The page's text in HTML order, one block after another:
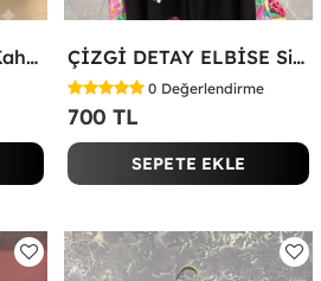
CH YAZILI TİŞÖRT Kahverengi ÇİZGİ DETAY ELBİSE Siyah
0 Değerlendirme
700 TL
SEPETE EKLE